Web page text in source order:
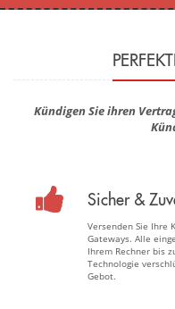
Kündigen Sie ihren
Sicher &
Versenden Sie Ihre
Gateways. Alle
Ihrem Rechner bis
Technologie
Gebot.